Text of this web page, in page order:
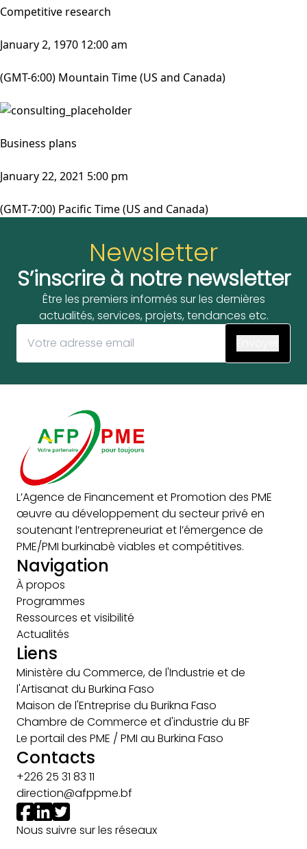
Competitive research
January 2, 1970 12:00 am
(GMT-6:00) Mountain Time (US and Canada)
Business plans
January 22, 2021 5:00 pm
(GMT-7:00) Pacific Time (US and Canada)
Newsletter
S’inscrire à notre newsletter
Être les premiers informés sur les dernières
actualités, services, projets, tendances etc.
L’Agence de Financement et Promotion des PME
œuvre au développement du secteur privé en
soutenant l’entrepreneuriat et l’émergence de
PME/PMI burkinabè viables et compétitives.
Navigation
À propos
Programmes
Ressources et visibilité
Actualités
Liens
Ministère du Commerce, de l'Industrie et de
l'Artisanat du Burkina Faso
Maison de l'Entreprise du Burikna Faso
Chambre de Commerce et d'industrie du BF
Le portail des PME / PMI au Burkina Faso
Contacts
+226 25 31 83 11
direction@afppme.bf
Nous suivre sur les réseaux